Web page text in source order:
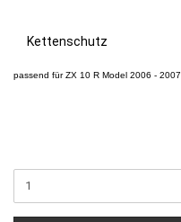
Kettenschutz
passend fürZX 10 R Model 2006 - 2007